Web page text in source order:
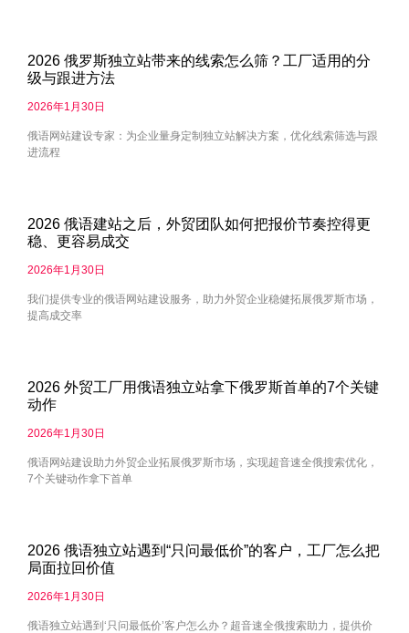
2026 俄罗斯独立站带来的线索怎么筛？工厂适用的分
级与跟进方法
2026年1月30日
俄语网站建设专家：为企业量身定制独立站解决方案，优化线索筛选与跟
进流程
2026 俄语建站之后，外贸团队如何把报价节奏控得更
稳、更容易成交
2026年1月30日
我们提供专业的俄语网站建设服务，助力外贸企业稳健拓展俄罗斯市场，
提高成交率
2026 外贸工厂用俄语独立站拿下俄罗斯首单的7个关键
动作
2026年1月30日
俄语网站建设助力外贸企业拓展俄罗斯市场，实现超音速全俄搜索优化，
7个关键动作拿下首单
2026 俄语独立站遇到“只问最低价”的客户，工厂怎么把
局面拉回价值
2026年1月30日
俄语独立站遇到‘只问最低价’客户怎么办？超音速全俄搜索助力，提供价